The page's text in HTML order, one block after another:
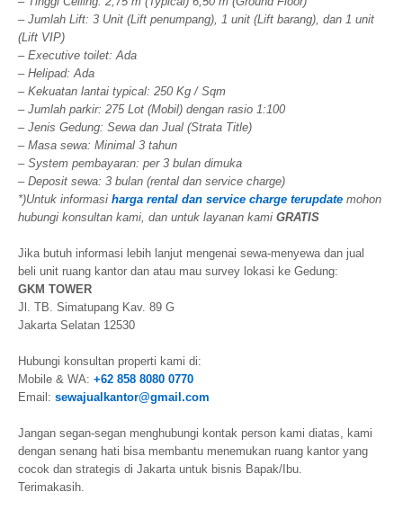
– Jumlah Lift: 3 Unit (Lift penumpang), 1 unit (Lift barang), dan 1 unit
(Lift VIP)
– Executive toilet: Ada
– Helipad: Ada
– Kekuatan lantai typical: 250 Kg / Sqm
– Jumlah parkir: 275 Lot (Mobil) dengan rasio 1:100
– Jenis Gedung: Sewa dan Jual (Strata Title)
– Masa sewa: Minimal 3 tahun
– System pembayaran: per 3 bulan dimuka
– Deposit sewa: 3 bulan (rental dan service charge)
*)Untuk informasi harga rental dan service charge terupdate mohon
hubungi konsultan kami, dan untuk layanan kami GRATIS
Jika butuh informasi lebih lanjut mengenai sewa-menyewa dan jual
beli unit ruang kantor dan atau mau survey lokasi ke Gedung:
GKM TOWER
Jl. TB. Simatupang Kav. 89 G
Jakarta Selatan 12530
Hubungi konsultan properti kami di:
Mobile & WA: +62 858 8080 0770
Email: sewajualkantor@gmail.com
Jangan segan-segan menghubungi kontak person kami diatas, kami
dengan senang hati bisa membantu menemukan ruang kantor yang
cocok dan strategis di Jakarta untuk bisnis Bapak/Ibu.
Terimakasih.